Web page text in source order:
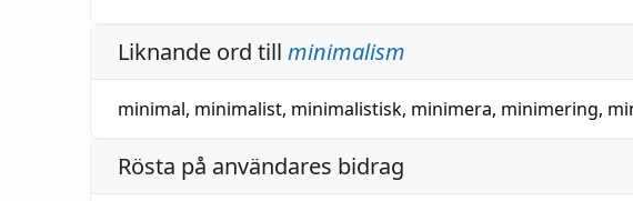
Liknande ord till minimalism
minimal, minimalist, minimalistisk, minimera, minimering,
Rösta på användares bidrag